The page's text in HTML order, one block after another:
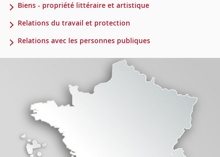
Biens - propriété littéraire et artistique
Relations du travail et protection
Relations avec les personnes publiques